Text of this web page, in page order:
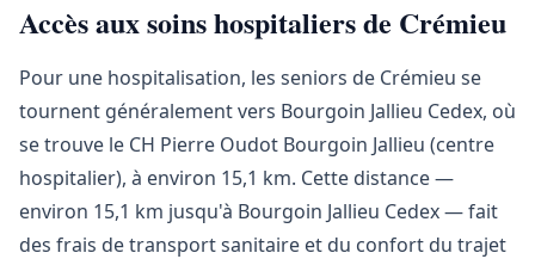
Accès aux soins hospitaliers de Crémieu
Pour une hospitalisation, les seniors de Crémieu se
tournent généralement vers Bourgoin Jallieu Cedex, où
se trouve le CH Pierre Oudot Bourgoin Jallieu (centre
hospitalier), à environ 15,1 km. Cette distance —
environ 15,1 km jusqu'à Bourgoin Jallieu Cedex — fait
des frais de transport sanitaire et du confort du trajet